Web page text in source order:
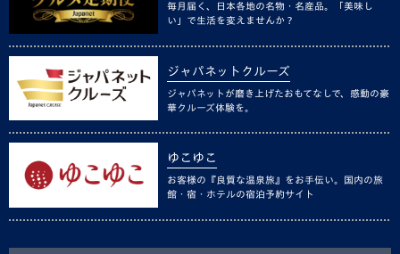
毎月届く、日本各地の名物・名産品。「美味し
い」で生活を変えませんか？
ジャパネットクルーズ
ジャパネットが磨き上げたおもてなしで、感動の豪
華クルーズ体験を。
ゆこゆこ
お客様の『良質な温泉旅』をお手伝い。国内の旅
館・宿・ホテルの宿泊予約サイト